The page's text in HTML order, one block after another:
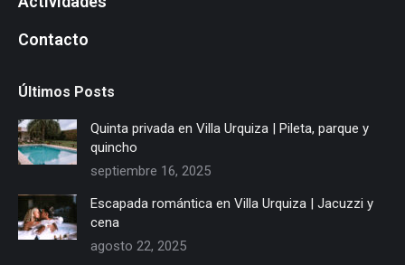
Contacto
Últimos Posts
Quinta privada en Villa Urquiza | Pileta, parque y
quincho
septiembre 16, 2025
Escapada romántica en Villa Urquiza | Jacuzzi y
cena
agosto 22, 2025